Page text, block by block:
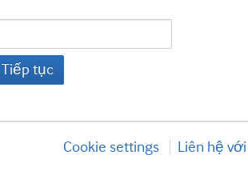
Tiếp tục
Cookie settings Liên hệ